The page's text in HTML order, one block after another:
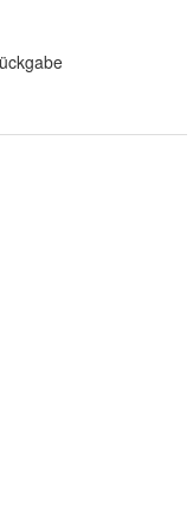
Kinderzimmer
Frau